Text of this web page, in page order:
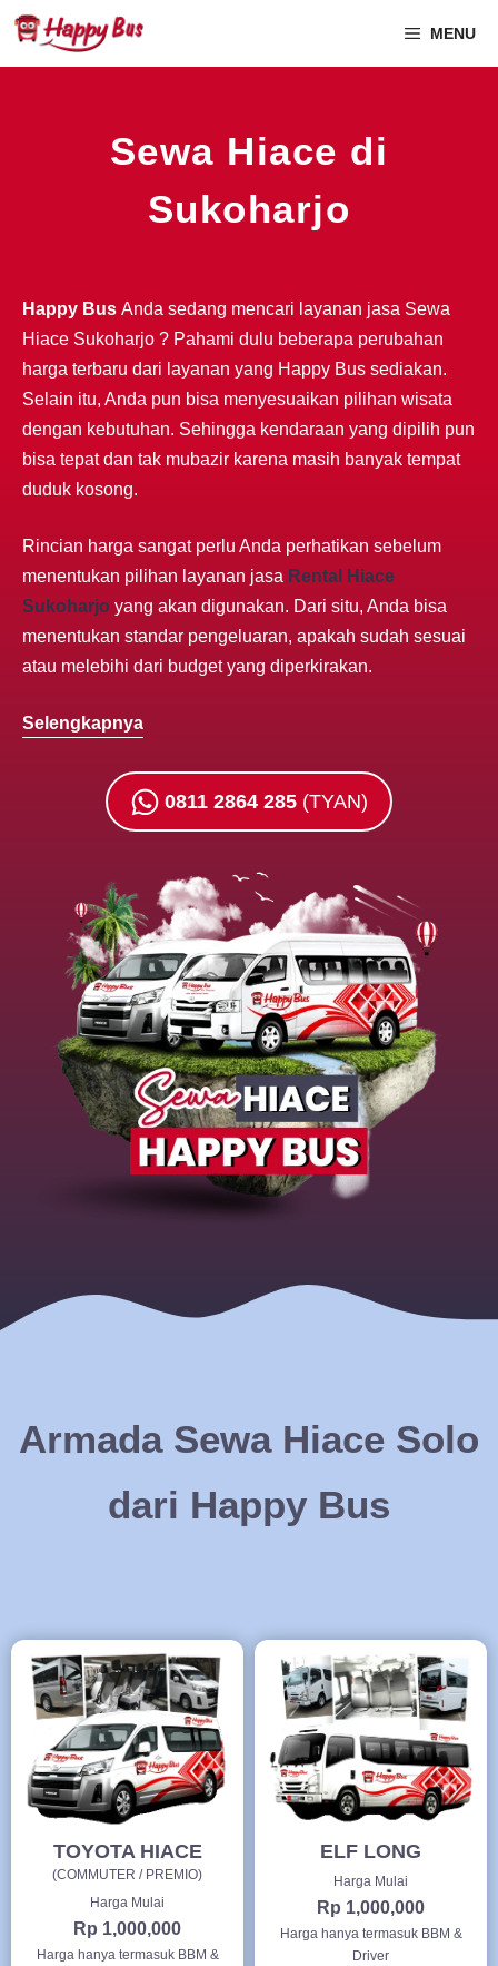
MENU
Sewa Hiace di
Sukoharjo
Happy Bus Anda sedang mencari layanan jasa Sewa
Hiace Sukoharjo ? Pahami dulu beberapa perubahan
harga terbaru dari layanan yang Happy Bus sediakan.
Selain itu, Anda pun bisa menyesuaikan pilihan wisata
dengan kebutuhan. Sehingga kendaraan yang dipilih pun
bisa tepat dan tak mubazir karena masih banyak tempat
duduk kosong.
Rincian harga sangat perlu Anda perhatikan sebelum
menentukan pilihan layanan jasa Rental Hiace
Sukoharjo yang akan digunakan. Dari situ, Anda bisa
menentukan standar pengeluaran, apakah sudah sesuai
atau melebihi dari budget yang diperkirakan.
Selengkapnya
0811 2864 285 (TYAN)
Armada Sewa Hiace Solo
dari Happy Bus
TOYOTA HIACE
(COMMUTER / PREMIO)
Harga Mulai
Rp 1,000,000
Harga hanya termasuk BBM &
ELF LONG
Harga Mulai
Rp 1,000,000
Harga hanya termasuk BBM &
Driver